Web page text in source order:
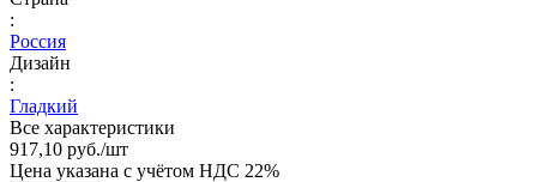
:
Россия
Дизайн
:
Гладкий
Все характеристики
917,10 руб./шт
Цена указана с учётом НДС 22%